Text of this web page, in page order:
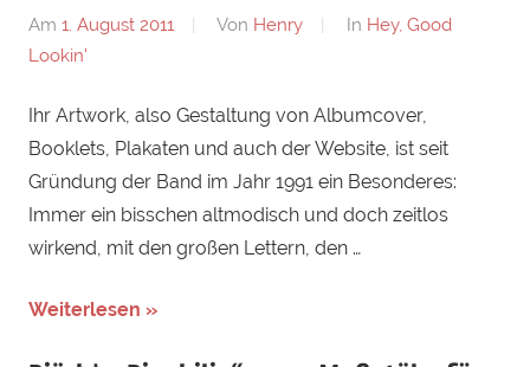
Am 1. August 2011 Von Henry In Hey, Good
Lookin'
Ihr Artwork, also Gestaltung von Albumcover,
Booklets, Plakaten und auch der Website, ist seit
Gründung der Band im Jahr 1991 ein Besonderes:
Immer ein bisschen altmodisch und doch zeitlos
wirkend, mit den großen Lettern, den …
Weiterlesen »